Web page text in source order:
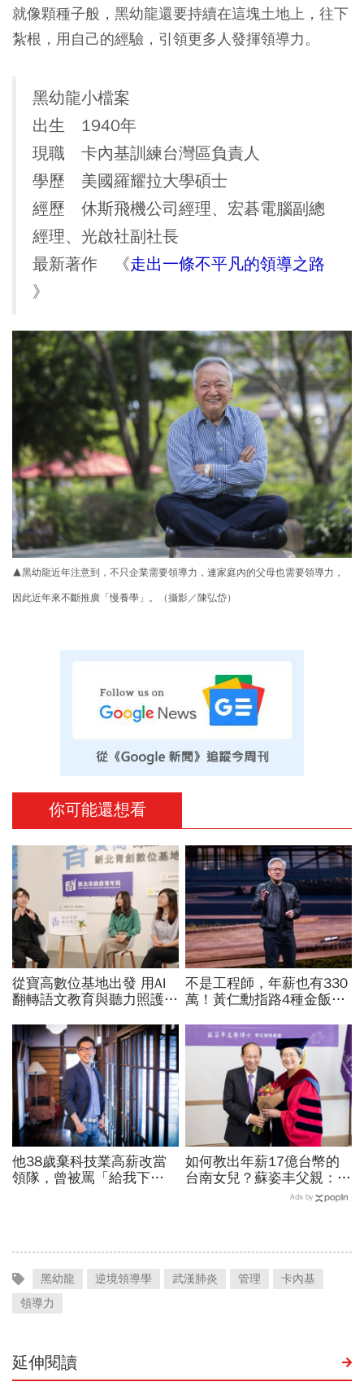
就像顆種子般，黑幼龍還要持續在這塊土地上，往下
紮根，用自己的經驗，引領更多人發揮領導力。
黑幼龍小檔案
出生 1940年
現職 卡內基訓練台灣區負責人
學歷 美國羅耀拉大學碩士
經歷 休斯飛機公司經理、宏碁電腦副總
經理、光啟社副社長
最新著作 《走出一條不平凡的領導之路
》
▲黑幼龍近年注意到，不只企業需要領導力，連家庭內的父母也需要領導力，
因此近年來不斷推廣「慢養學」。（攝影／陳弘岱）
你可能還想看
從寶高數位基地出發 用AI
翻轉語文教育與聽力照護，
不是工程師，年薪也有330
萬！黃仁勳指路4種金飯
過優渥生活…AI時代搶手職
業曝光
他38歲棄科技業高薪改當
領隊，曾被罵「給我下
如何教出年薪17億台幣的
台南女兒？蘇姿丰父親：她
5歲我就開始教猶太人的觀
Ads by
黑幼龍 逆境領導學 武漢肺炎 管理
卡內基
領導力
延伸閱讀